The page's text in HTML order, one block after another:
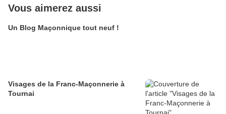
Vous aimerez aussi
Un Blog Maçonnique tout neuf !
Visages de la Franc-Maçonnerie à
Tournai